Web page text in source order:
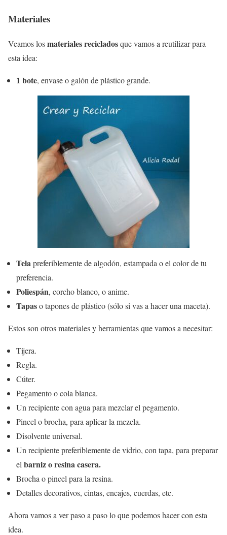
Materiales
Veamos losmateriales recicladosque vamos a reutilizar para
esta idea:
1 bote, envase o galón de plástico grande.
Telapreferiblemente de algodón, estampada o el color de tu
preferencia.
Poliespán, corcho blanco, o anime.
Tapaso tapones de plástico (sólo si vas a hacer una maceta).
Estos son otros materiales y herramientas que vamos a necesitar:
Tijera.
Regla.
Cúter.
Pegamento o cola blanca.
Un recipiente con agua para mezclar el pegamento.
Pincel o brocha, para aplicar la mezcla.
Disolvente universal.
Un recipiente preferiblemente de vidrio, con tapa, para preparar
el barniz o resina casera.
Brocha o pincel para la resina.
Detalles decorativos, cintas, encajes, cuerdas, etc.
Ahora vamos a ver paso a paso lo que podemos hacer con esta
idea.